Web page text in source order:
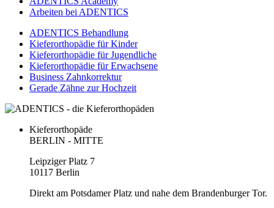
Arbeiten bei ADENTICS
ADENTICS Behandlung
Kieferorthopädie für Kinder
Kieferorthopädie für Jugendliche
Kieferorthopädie für Erwachsene
Business Zahnkorrektur
Gerade Zähne zur Hochzeit
Kieferorthopäde
BERLIN - MITTE
Leipziger Platz 7
10117 Berlin
Direkt am Potsdamer Platz und nahe dem Brandenburger Tor.